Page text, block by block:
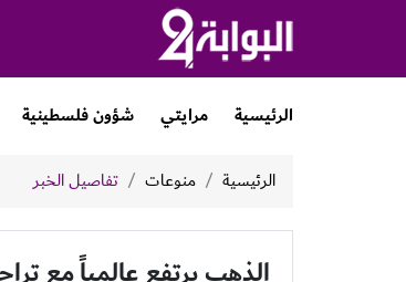
الرئيسية مرايتي شؤون فلسطينية
الرئيسية منوعات تفاصيل الخبر
الذهب يرتفع عالمياً مع